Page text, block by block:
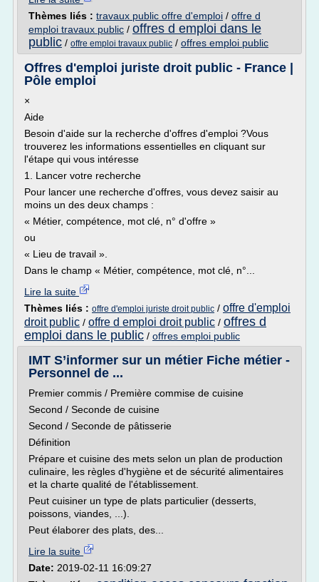
Thèmes liés : travaux public offre d'emploi / offre d
emploi travaux public / offres d emploi dans le
public / offre emploi travaux public / offres emploi public
Offres d'emploi juriste droit public - France |
Pôle emploi
×
Aide
Besoin d'aide sur la recherche d'offres d'emploi ?Vous
trouverez les informations essentielles en cliquant sur
l'étape qui vous intéresse
1. Lancer votre recherche
Pour lancer une recherche d'offres, vous devez saisir au
moins un des deux champs :
« Métier, compétence, mot clé, n° d'offre »
ou
« Lieu de travail ».
Dans le champ « Métier, compétence, mot clé, n°...
Lire la suite
Thèmes liés : offre d'emploi juriste droit public / offre d'emploi
droit public / offre d emploi droit public / offres d
emploi dans le public / offres emploi public
IMT S’informer sur un métier Fiche métier -
Personnel de ...
Premier commis / Première commise de cuisine
Second / Seconde de cuisine
Second / Seconde de pâtisserie
Définition
Prépare et cuisine des mets selon un plan de production
culinaire, les règles d'hygiène et de sécurité alimentaires
et la charte qualité de l'établissement.
Peut cuisiner un type de plats particulier (desserts,
poissons, viandes, ...).
Peut élaborer des plats, des...
Lire la suite
Date: 2019-02-11 16:09:27